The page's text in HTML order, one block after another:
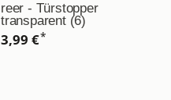
reer - Türstopper
transparent (6)
3,99 €*